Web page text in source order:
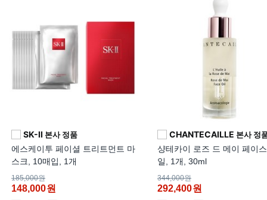
SK-II 본사 정품
에스케이투 페이셜 트리트먼트 마
스크, 10매입, 1개
185,000원
148,000원
CHANTECAILLE 본사 정
샹테카이 로즈 드 메이 페이
일, 1개, 30ml
344,000원
292,400원